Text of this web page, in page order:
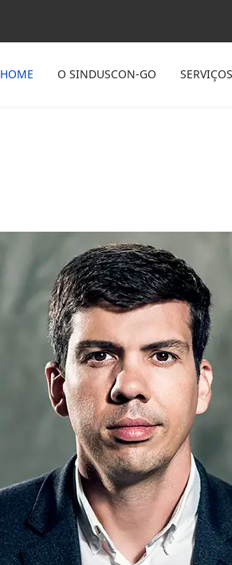
HOME O SINDUSCON-GO SERVIÇOS